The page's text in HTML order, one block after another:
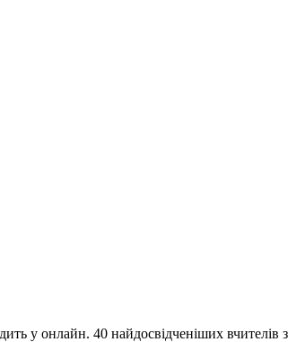
у онлайн. 40 найдосвідченіших вчителів